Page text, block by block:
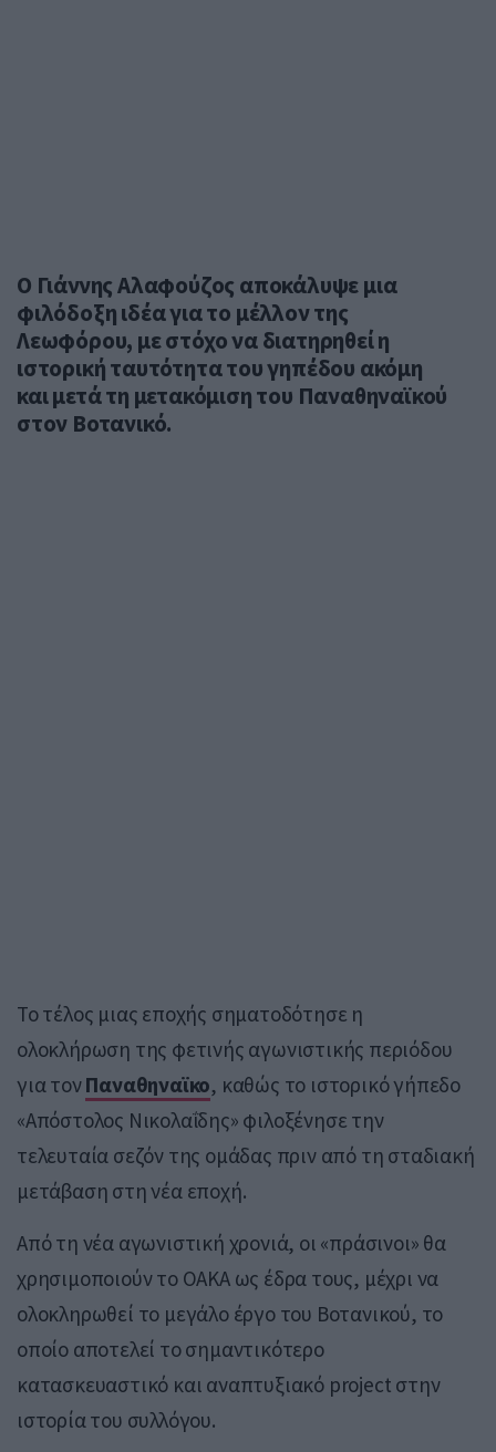
Ο Γιάννης Αλαφούζος αποκάλυψε μια
φιλόδοξη ιδέα για το μέλλον της
Λεωφόρου, με στόχο να διατηρηθεί η
ιστορική ταυτότητα του γηπέδου ακόμη
και μετά τη μετακόμιση του Παναθηναϊκού
στον Βοτανικό.
Το τέλος μιας εποχής σηματοδότησε η
ολοκλήρωση της φετινής αγωνιστικής περιόδου
για τονΠαναθηναϊκο, καθώς το ιστορικό γήπεδο
«Απόστολος Νικολαΐδης» φιλοξένησε την
τελευταία σεζόν της ομάδας πριν από τη σταδιακή
μετάβαση στη νέα εποχή.
Από τη νέα αγωνιστική χρονιά, οι «πράσινοι» θα
χρησιμοποιούν το ΟΑΚΑ ως έδρα τους, μέχρι να
ολοκληρωθεί το μεγάλο έργο του Βοτανικού, το
οποίο αποτελεί το σημαντικότερο
κατασκευαστικό και αναπτυξιακό project στην
ιστορία του συλλόγου.